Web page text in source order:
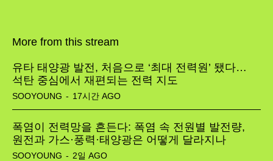
More from this stream
유타 태양광 발전, 처음으로 ‘최대 전력원’ 됐다…
석탄 중심에서 재편되는 전력 지도
SOOYOUNG - 17시간 AGO
폭염이 전력망을 흔든다: 폭염 속 전원별 발전량,
원전과 가스·풍력·태양광은 어떻게 달라지나
SOOYOUNG - 2일 AGO